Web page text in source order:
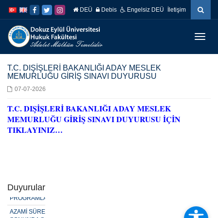
atla
Navigasyona
atla
DEÜ Debis Engelsiz DEÜ İletişim
T.C. DIŞİŞLERİ BAKANLIĞI ADAY MESLEK
MEMURLUĞU GİRİŞ SINAVI DUYURUSU
07-07-2026
T.C. DIŞİŞLERİ BAKANLIĞI ADAY MESLEK
MEMURLUĞU GİRİŞ SINAVI DUYURUSU İÇİN
TIKLAYINIZ…
Duyurular
SINAV
PROGRAMLARI
AZAMİ SÜRE
SONUNDA SON